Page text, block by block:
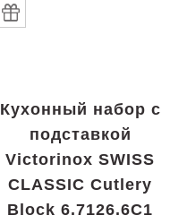
Кухонный набор с
подставкой
Victorinox SWISS
CLASSIC Cutlery
Block 6.7126.6C1